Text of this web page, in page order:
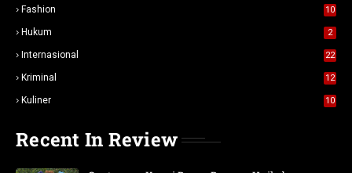
Fashion 10
Hukum 2
Internasional 22
Kriminal 12
Kuliner 10
Recent In Review